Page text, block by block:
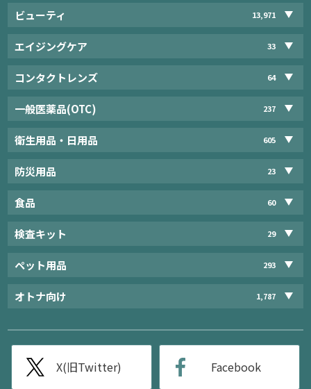
ビューティ 13,971
エイジングケア 33
コンタクトレンズ 64
一般医薬品(OTC) 237
衛生用品・日用品 605
防災用品 23
食品 60
検査キット 29
ペット用品 293
オトナ向け 1,787
X(旧Twitter) Facebook